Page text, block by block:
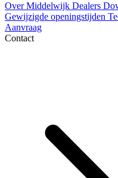
Over Middelwijk Dealers
Gewijzigde openingstijden
Aanvraag
Contact